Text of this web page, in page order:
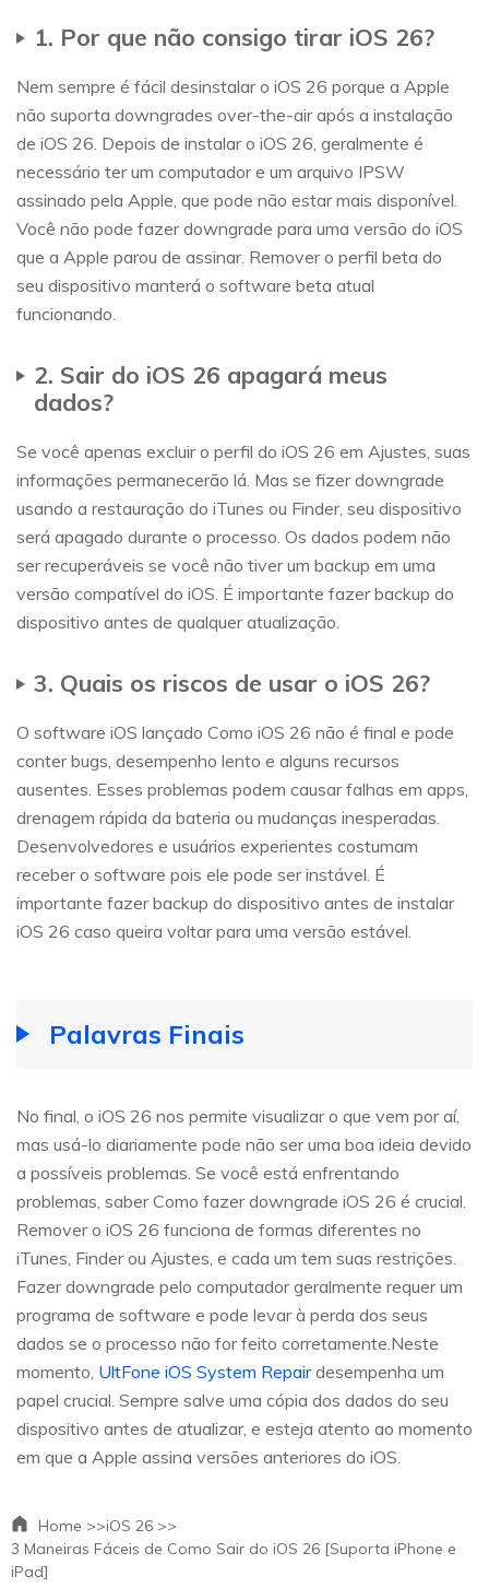
1. Por que não consigo tirar iOS 26​?
Nem sempre é fácil desinstalar o iOS 26 porque a Apple
não suporta downgrades over-the-air após a instalação
de iOS 26. Depois de instalar o iOS 26, geralmente é
necessário ter um computador e um arquivo IPSW
assinado pela Apple, que pode não estar mais disponível.
Você não pode fazer downgrade para uma versão do iOS
que a Apple parou de assinar. Remover o perfil beta do
seu dispositivo manterá o software beta atual
funcionando.
2. Sair do iOS 26 apagará meus
dados?
Se você apenas excluir o perfil do iOS 26 em Ajustes, suas
informações permanecerão lá. Mas se fizer downgrade
usando a restauração do iTunes ou Finder, seu dispositivo
será apagado durante o processo. Os dados podem não
ser recuperáveis se você não tiver um backup em uma
versão compatível do iOS. É importante fazer backup do
dispositivo antes de qualquer atualização.
3. Quais os riscos de usar o iOS 26?
O software iOS lançado Como iOS 26 não é final e pode
conter bugs, desempenho lento e alguns recursos
ausentes. Esses problemas podem causar falhas em apps,
drenagem rápida da bateria ou mudanças inesperadas.
Desenvolvedores e usuários experientes costumam
receber o software pois ele pode ser instável. É
importante fazer backup do dispositivo antes de instalar
iOS 26 caso queira voltar para uma versão estável.
Palavras Finais
No final, o iOS 26 nos permite visualizar o que vem por aí,
mas usá-lo diariamente pode não ser uma boa ideia devido
a possíveis problemas. Se você está enfrentando
problemas, saber Como fazer downgrade iOS 26 é crucial.
Remover o iOS 26 funciona de formas diferentes no
iTunes, Finder ou Ajustes, e cada um tem suas restrições.
Fazer downgrade pelo computador geralmente requer um
programa de software e pode levar à perda dos seus
dados se o processo não for feito corretamente.Neste
momento, UltFone iOS System Repairdesempenha um
papel crucial. Sempre salve uma cópia dos dados do seu
dispositivo antes de atualizar, e esteja atento ao momento
em que a Apple assina versões anteriores do iOS.
Home >>iOS 26 >>
3 Maneiras Fáceis de Como Sair do iOS 26 [Suporta iPhone e
iPad]